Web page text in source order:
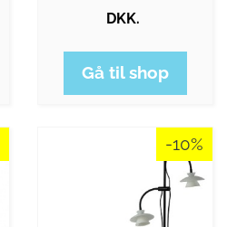
DKK.
Gå til shop
-10%